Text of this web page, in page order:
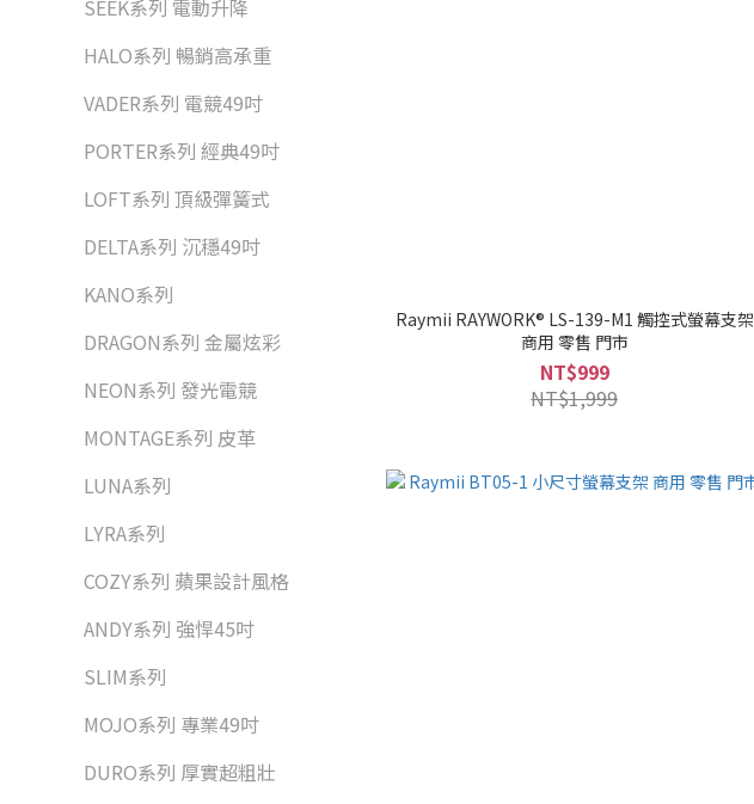
SEEK系列 電動升降
HALO系列 暢銷高承重
VADER系列 電競49吋
PORTER系列 經典49吋
LOFT系列 頂級彈簧式
DELTA系列 沉穩49吋
KANO系列
DRAGON系列 金屬炫彩
NEON系列 發光電競
MONTAGE系列 皮革
LUNA系列
LYRA系列
COZY系列 蘋果設計風格
ANDY系列 強悍45吋
SLIM系列
MOJO系列 專業49吋
DURO系列 厚實超粗壯
Raymii RAYWORK® LS-139-M1 觸控式螢幕支架
商用 零售 門市
NT$999
NT$1,999